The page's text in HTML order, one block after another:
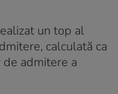
un top al
calculată ca
admitere a